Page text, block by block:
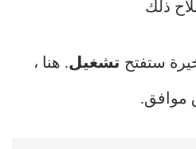
ستفتح تشغيل. هنا ،
موافق.